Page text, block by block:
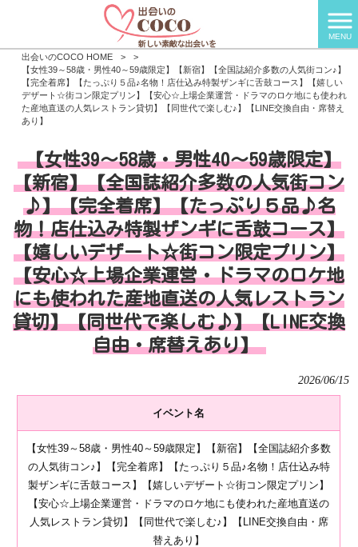
MENU
出会いのCOCO HOME >
>
【女性39～58歳・男性40～59歳限定】【新宿】【全国誌紹介多数の人気街コン♪】
【完全着席】【たっぷり５品♪名物！店仕込み特製ザンギに舌鼓コース】【嬉しい
デザート☆街コン限定プリン】【安心☆上場企業運営・ドラマのロケ地にも使われ
た産地直送の人気レストラン貸切】【同世代で楽しむ♪】【LINE交換自由・席替え
あり】
【女性39～58歳・男性40～59歳限定】
【新宿】【全国誌紹介多数の人気街コン
♪】【完全着席】【たっぷり５品♪名
物！店仕込み特製ザンギに舌鼓コース】
【嬉しいデザート☆街コン限定プリン】
【安心☆上場企業運営・ドラマのロケ地
にも使われた産地直送の人気レストラン
貸切】【同世代で楽しむ♪】【LINE交換
自由・席替えあり】
2026/06/15
イベント名
【女性39～58歳・男性40～59歳限定】【新宿】【全国誌紹介多数
の人気街コン♪】【完全着席】【たっぷり５品♪名物！店仕込み特
製ザンギに舌鼓コース】【嬉しいデザート☆街コン限定プリン】
【安心☆上場企業運営・ドラマのロケ地にも使われた産地直送の
人気レストラン貸切】【同世代で楽しむ♪】【LINE交換自由・席
替えあり】